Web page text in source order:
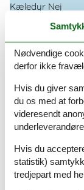
Kæledyr Nej
Registrering,
Renoveret
El artikler
1 TV
I nærheden
Afs. til
Afstand lufthavn
Nærmeste
Nærmeste by
Nærmeste
Nødvendige
derfor ikke
Hvis du giver
du os med at
videresendt
Hvis du
statistik)
tredjepart med